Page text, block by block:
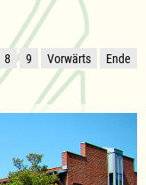
8 9 Vorwärts Ende